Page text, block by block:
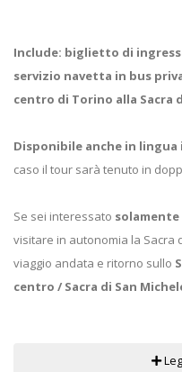
Include: biglietto di
servizio navetta in bus
centro di Torino alla Sacra
Disponibile anche in
caso il tour sarà tenuto in
Se sei interessato
visitare in autonomia la Sacra
viaggio andata e ritorno sullo
centro / Sacra di San